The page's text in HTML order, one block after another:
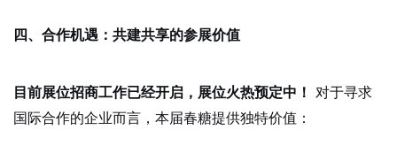
四、合作机遇：共建共享的参展价值
目前展位招商工作已经开启，展位火热预定中！
对于寻求
国际合作的企业而言，本届春糖提供独特价值：